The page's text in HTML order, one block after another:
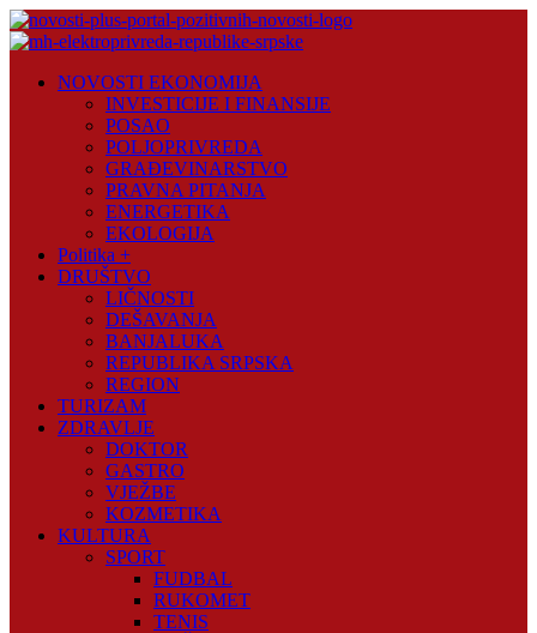
Skip
to
Plus
NOVOSTI EKONOMIJA
INVESTICIJE I FINANSIJE
POSAO
POLJOPRIVREDA
GRAĐEVINARSTVO
PRAVNA PITANJA
ENERGETIKA
EKOLOGIJA
Politika +
DRUŠTVO
LIČNOSTI
DEŠAVANJA
BANJALUKA
REPUBLIKA SRPSKA
REGION
TURIZAM
ZDRAVLJE
DOKTOR
GASTRO
VJEŽBE
KOZMETIKA
KULTURA
SPORT
FUDBAL
RUKOMET
TENIS